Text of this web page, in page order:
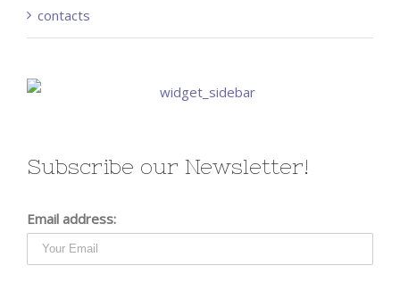
contacts
Subscribe our Newsletter!
Email address: